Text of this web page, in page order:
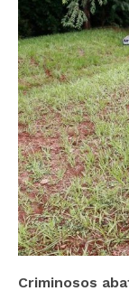
Criminosos